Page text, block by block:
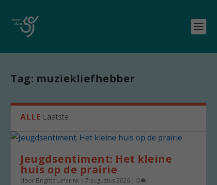
Tag: muziekliefhebber
ALLE Laatste
Jeugdsentiment: Het kleine
huis op de prairie
door Brigitte Leferink |7 augustus 2026 | 0